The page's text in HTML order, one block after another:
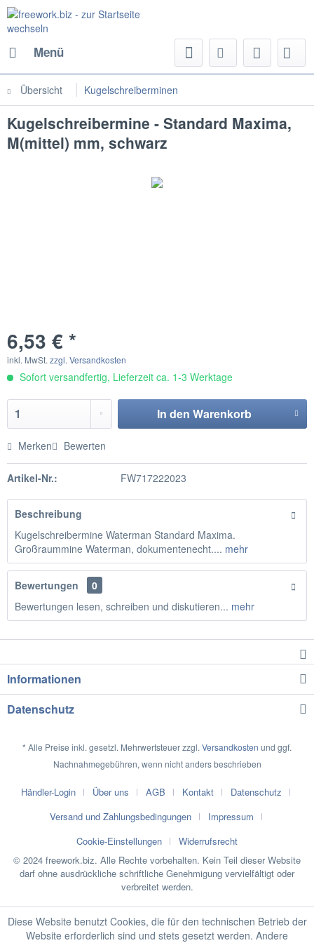
Menü
Übersicht Kugelschreiberminen
Kugelschreibermine - Standard Maxima,
M(mittel) mm, schwarz
6,53 € *
inkl. MwSt. zzgl. Versandkosten
Sofort versandfertig, Lieferzeit ca. 1-3 Werktage
In den Warenkorb
Merken Bewerten
Artikel-Nr.: FW717222023
Beschreibung
Kugelschreibermine Waterman Standard Maxima.
Großraummine Waterman, dokumentenecht.... mehr
Bewertungen
0
Bewertungen lesen, schreiben und diskutieren... mehr
Informationen
Datenschutz
* Alle Preise inkl. gesetzl. Mehrwertsteuer zzgl. Versandkosten und ggf.
Nachnahmegebühren, wenn nicht anders beschrieben
Händler-Login Über uns AGB Kontakt
Datenschutz
Versand und Zahlungsbedingungen
Impressum
Cookie-Einstellungen
Widerrufsrecht
© 2024 freework.biz. Alle Rechte vorbehalten. Kein Teil dieser Website
darf ohne ausdrückliche schriftliche Genehmigung vervielfältigt oder
verbreitet werden.
Diese Website benutzt Cookies, die für den technischen Betrieb der
Website erforderlich sind und stets gesetzt werden. Andere